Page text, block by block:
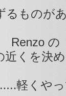
ものが
の
くを決め
軽くやっ